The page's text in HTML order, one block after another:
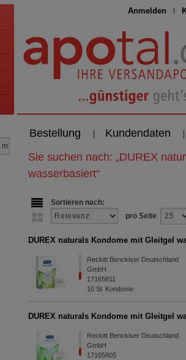
Anmelden
Bestellung Kundendaten
Sie suchen nach: „DUREX
wasserbasiert“
Sortieren nach:
pro Seite
DUREX naturals Kondome mit Gleitgel
Reckitt Benckiser Deutschland
GmbH
17165811
10St Kondome
DUREX naturals Kondome mit Gleitgel
Reckitt Benckiser Deutschland
GmbH
17165805